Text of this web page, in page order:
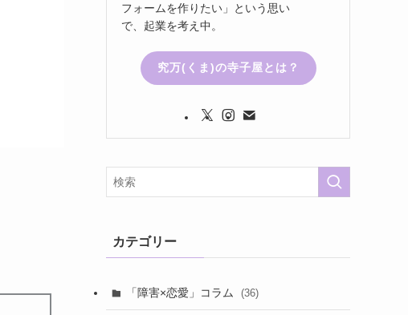
フォームを作りたい」という思い
で、起業を考え中。
究万(くま)の寺子屋とは？
カテゴリー
「障害×恋愛」コラム (36)